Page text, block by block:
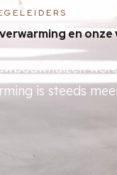
en onze
is steeds